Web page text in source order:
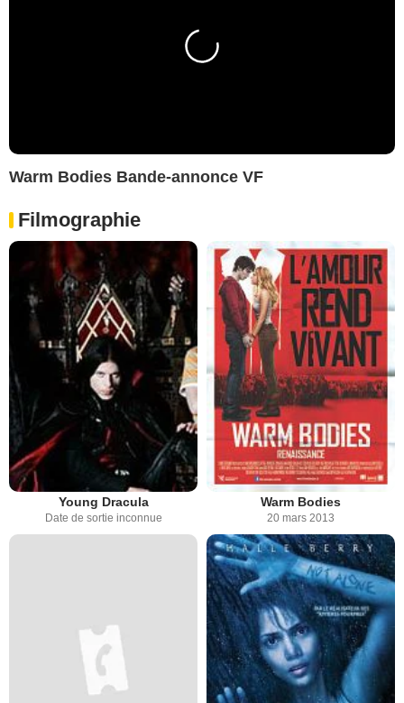
Warm Bodies Bande-annonce VF
Filmographie
Young Dracula
Date de sortie inconnue
Warm Bodies
20 mars 2013